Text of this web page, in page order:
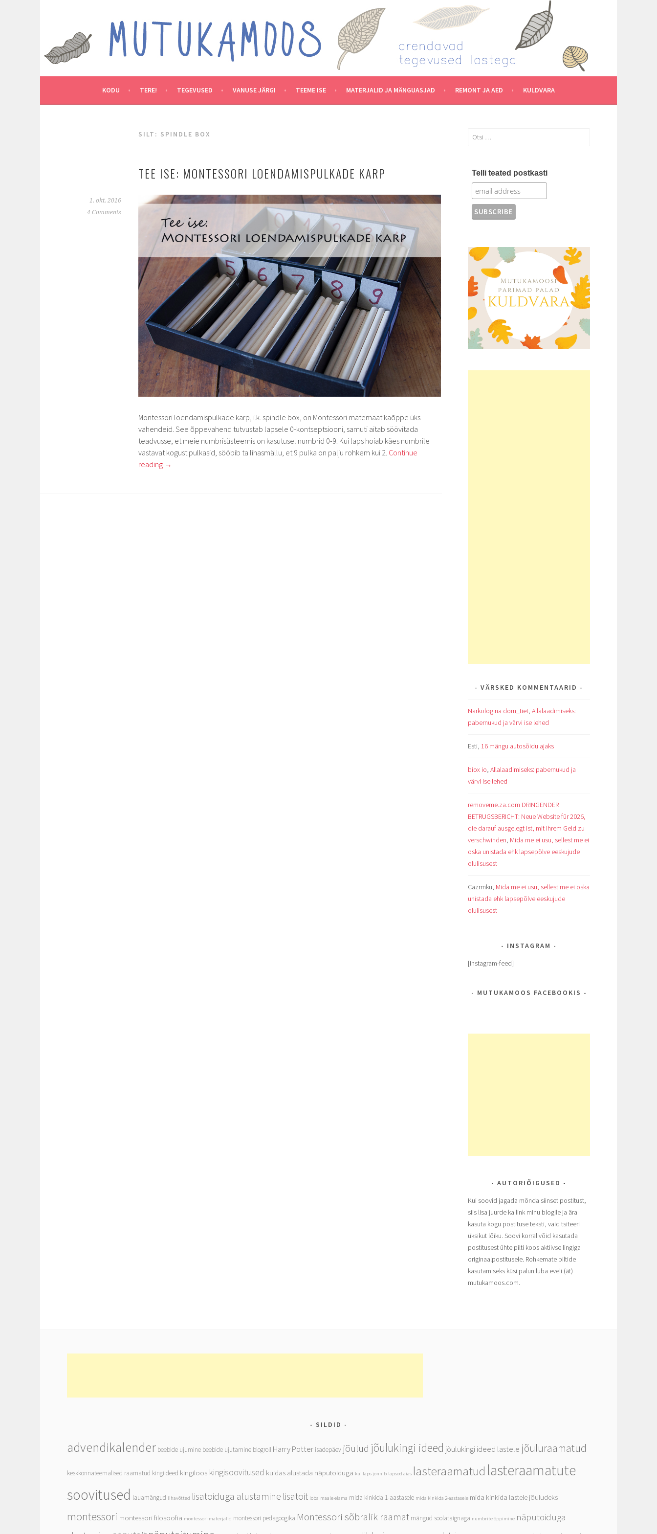
MUTUKAMOOS
ARENDAVAID TEGEVUSI LASTEGA
KODU TERE! TEGEVUSED VANUSE JÄRGI TEEME ISE MATERJALID JA MÄNGUASJAD REMONT JA AED KULDVARA
SILT: SPINDLE BOX
TEE ISE: MONTESSORI LOENDAMISPULKADE KARP
1. okt. 2016
4 Comments
Montessori loendamispulkade karp, i.k. spindle box, on Montessori matemaatikaõppe üks
vahendeid. See õppevahend tutvustab lapsele 0-kontseptsiooni, samuti aitab söövitada
teadvusse, et meie numbrisüsteemis on kasutusel numbrid 0-9. Kui laps hoiab käes numbrile
vastavat kogust pulkasid, sööbib ta lihasmällu, et 9 pulka on palju rohkem kui 2. Continue
reading →
Otsi:
Telli teated postkasti
VÄRSKED KOMMENTAARID
Narkolog na dom_tiet, Allalaadimiseks:
pabernukud ja värvi ise lehed
Esti, 16 mängu autosõidu ajaks
biox io, Allalaadimiseks: pabernukud ja
värvi ise lehed
removeme.za.com DRINGENDER
BETRUGSBERICHT: Neue Website für 2026,
die darauf ausgelegt ist, mit Ihrem Geld zu
verschwinden, Mida me ei usu, sellest me ei
oska unistada ehk lapsepõlve eeskujude
olulisusest
Cazrmku, Mida me ei usu, sellest me ei oska
unistada ehk lapsepõlve eeskujude
olulisusest
INSTAGRAM
[instagram-feed]
MUTUKAMOOS FACEBOOKIS
AUTORIÕIGUSED
Kui soovid jagada mõnda siinset postitust,
siis lisa juurde ka link minu blogile ja ära
kasuta kogu postituse teksti, vaid tsiteeri
üksikut lõiku. Soovi korral võid kasutada
postitusest ühte pilti koos aktiivse lingiga
originaalpostitusele. Rohkemate piltide
kasutamiseks küsi palun luba eveli (ät)
mutukamoos.com.
SILDID
advendikalender beebide ujumine beebide ujutamine blogroll Harry Potter isadepäev jõulud jõulukingi ideed jõulukingi ideed lastele jõuluraamatud
keskkonnateemalised raamatud kingiideed kingiloos kingisoovitused kuidas alustada näputoiduga kui laps jonnib lapsed aias lasteraamatud lasteraamatute
soovitused lauamängud lihavõtted lisatoiduga alustamine lisatoit loba maale elama mida kinkida 1-aastasele mida kinkida 2-aastasele mida kinkida lastele jõuludeks
montessori montessori filosoofia montessori materjalid montessori pedagoogika Montessori sõbralik raamat mängud soolataignaga numbrite õppimine näputoiduga